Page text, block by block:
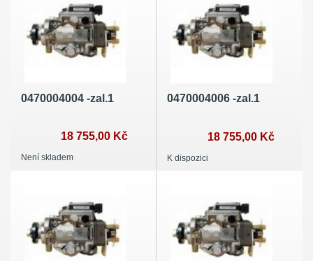
0470004004 -zal.1
18 755,00 Kč
Není skladem
0470004006 -zal.1
18 755,00 Kč
K dispozici